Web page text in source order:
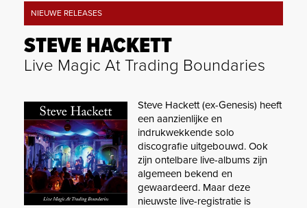
NIEUWE RELEASES
STEVE HACKETT
Live Magic At Trading Boundaries
Steve Hackett (ex-Genesis) heeft
een aanzienlijke en
indrukwekkende solo
discografie uitgebouwd. Ook
zijn ontelbare live-albums zijn
algemeen bekend en
gewaardeerd. Maar deze
nieuwste live-registratie is